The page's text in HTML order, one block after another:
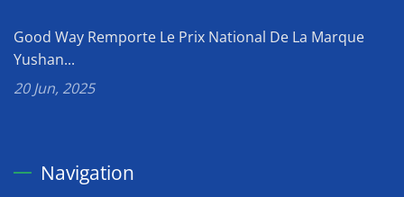
Good Way Remporte Le Prix National De La Marque
Yushan...
20 Jun, 2025
Navigation